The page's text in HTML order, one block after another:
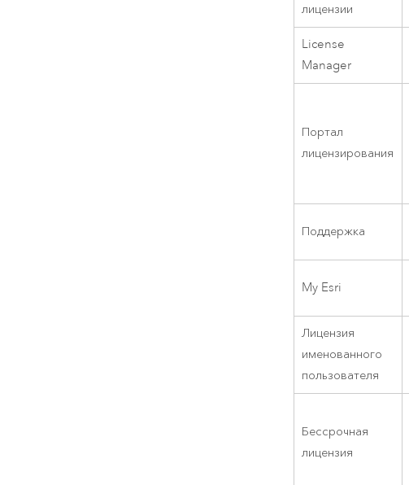
лицензии
License
Manager
Портал
лицензирования
Поддержка
My Esri
Лицензия
именованного
пользователя
Бессрочная
лицензия